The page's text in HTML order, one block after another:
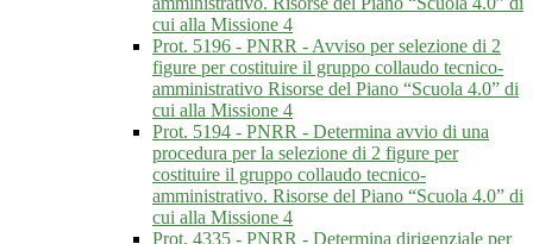
cui alla Missione 4
Prot. 5196 - PNRR - Avviso per selezione di 2
figure per costituire il gruppo collaudo tecnico-
amministrativo Risorse del Piano “Scuola 4.0” di
cui alla Missione 4
Prot. 5194 - PNRR - Determina avvio di una
procedura per la selezione di 2 figure per
costituire il gruppo collaudo tecnico-
amministrativo. Risorse del Piano “Scuola 4.0” di
cui alla Missione 4
Prot. 4335 - PNRR - Determina dirigenziale per